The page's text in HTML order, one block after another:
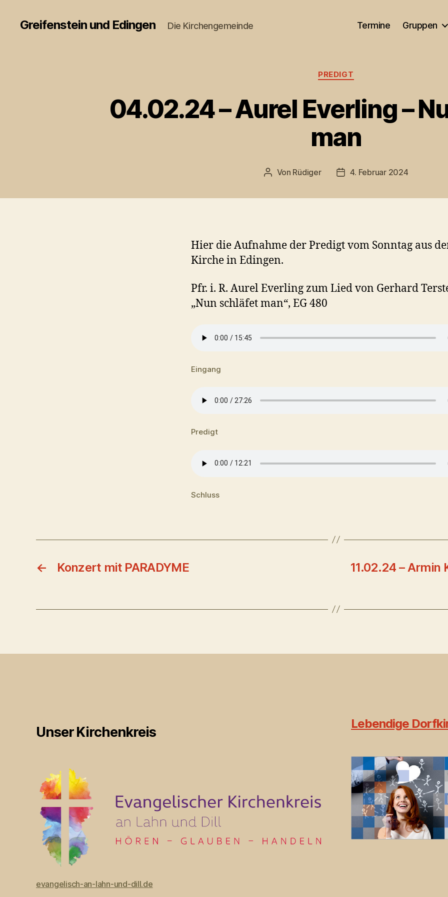
Greifenstein und Edingen Die Kirchengemeinde Termine Gruppen
Kategorien
PREDIGT
04.02.24 – Aurel Everling –
man
Beitragsautor
Von Rüdiger Veröffentlichungsdatum
4. Februar 2024
Hier die Aufnahme der Predigt vom Sonntag aus
Kirche in Edingen.
Pfr. i. R. Aurel Everling zum Lied von Gerhard
„Nun schläfet man“, EG 480
Eingang
Predigt
Schluss
← Konzert mit PARADYME
11.02.24 – Armin
Unser Kirchenkreis
evangelisch-an-lahn-und-dill.de
Lebendige